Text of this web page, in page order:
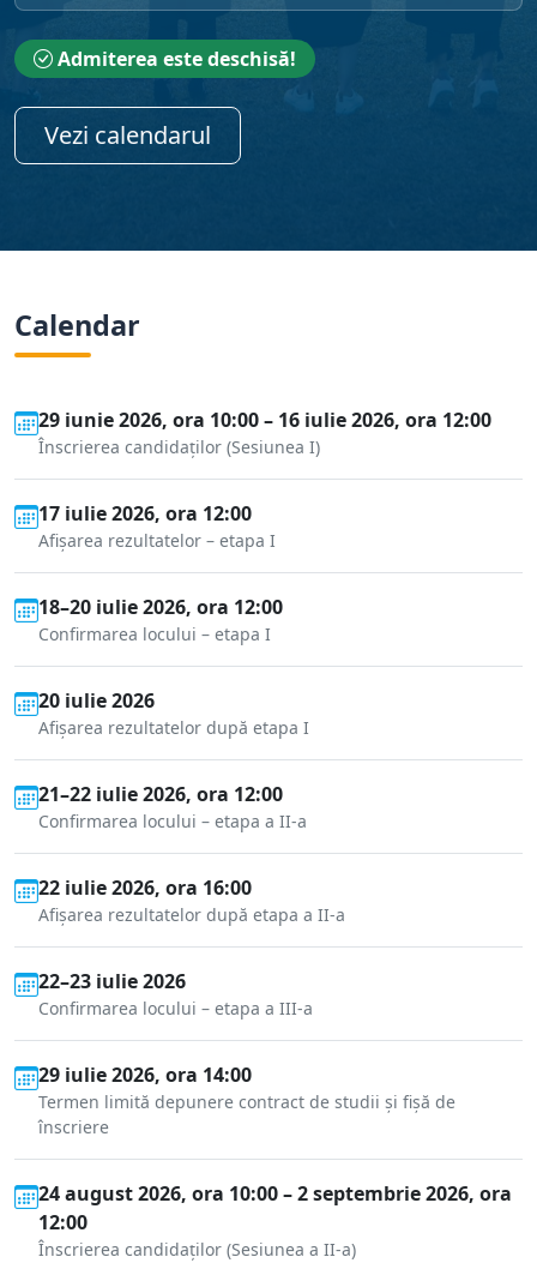
Admiterea este deschisă!
Vezi calendarul
Calendar
29 iunie 2026, ora 10:00 – 16 iulie 2026, ora 12:00
Înscrierea candidaților (Sesiunea I)
17 iulie 2026, ora 12:00
Afișarea rezultatelor – etapa I
18–20 iulie 2026, ora 12:00
Confirmarea locului – etapa I
20 iulie 2026
Afișarea rezultatelor după etapa I
21–22 iulie 2026, ora 12:00
Confirmarea locului – etapa a II-a
22 iulie 2026, ora 16:00
Afișarea rezultatelor după etapa a II-a
22–23 iulie 2026
Confirmarea locului – etapa a III-a
29 iulie 2026, ora 14:00
Termen limită depunere contract de studii și fișă de
înscriere
24 august 2026, ora 10:00 – 2 septembrie 2026, ora
12:00
Înscrierea candidaților (Sesiunea a II-a)